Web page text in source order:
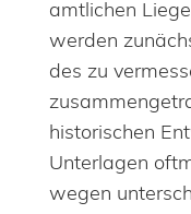
amtlichen
werden
des zu
historischen
Unterlagen
wegen